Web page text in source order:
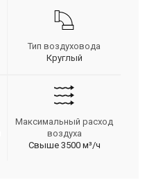
Тип воздуховода
Круглый
Максимальный расход
воздуха
Свыше 3500 м³/ч